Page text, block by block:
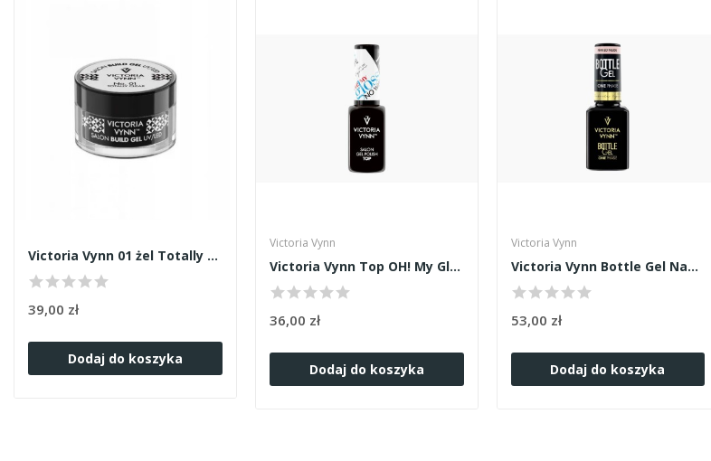
Victoria Vynn 01 żel Totally Clear 15ml
39,00 zł
Dodaj do koszyka
Victoria Vynn
Victoria Vynn Top OH! My Gloss 8ml
36,00 zł
Dodaj do koszyka
Victoria Vynn
Victoria Vynn Bottle Gel Naked Nude 15ml
53,00 zł
Dodaj do koszyka